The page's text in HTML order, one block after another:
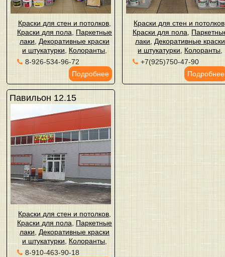
Краски для стен и потолков
Краски для пола
Паркетные
лаки
Декоративные краски
и штукатурки
Колоранты
8-926-534-96-72
Подробнее
Краски для стен и потолков
Краски для пола
лаки
Декоративные краски
и штукатурки
Колоранты
+7(925)750-47-90
Подробнее
Павильон 12.15
Краски для стен и потолков
Краски для пола
Паркетные
лаки
Декоративные краски
и штукатурки
Колоранты
8-910-463-90-18